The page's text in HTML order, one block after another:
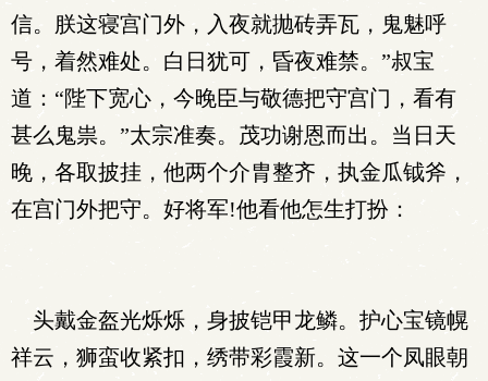
信。朕这寝宫门外，入夜就抛砖弄瓦，鬼魅呼
号，着然难处。白日犹可，昏夜难禁。”叔宝
道：“陛下宽心，今晚臣与敬德把守宫门，看有
甚么鬼祟。”太宗准奏。茂功谢恩而出。当日天
晚，各取披挂，他两个介胄整齐，执金瓜钺斧，
在宫门外把守。好将军!他看他怎生打扮：
头戴金盔光烁烁，身披铠甲龙鳞。护心宝镜幌
祥云，狮蛮收紧扣，绣带彩霞新。这一个凤眼朝